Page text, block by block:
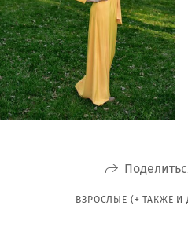
ВЗРОСЛЫЕ (+ ТАКЖЕ И